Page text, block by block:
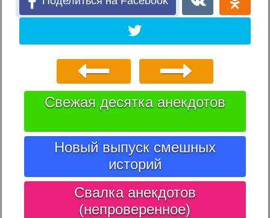
Свежая десятка анекдотов
Новый выпуск смешных
историй
Свалка анекдотов
(непроверенное)